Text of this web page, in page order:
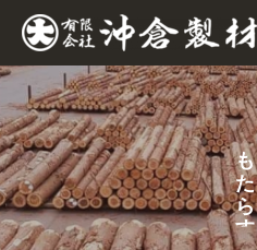
も
た
ら
す
せ
な
ら